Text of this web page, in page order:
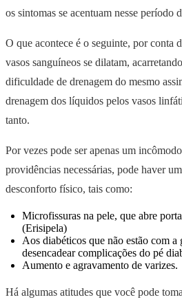
os sintomas se acentuam nesse período
O que acontece é o seguinte, por conta
vasos sanguíneos se dilatam,
dificuldade de drenagem do mesmo
drenagem dos líquidos pelos vasos
tanto.
Por vezes pode ser apenas um
providências necessárias, pode haver
desconforto físico, tais como:
Microfissuras na pele, que abre
(Erisipela)
Aos diabéticos que não estão com
desencadear complicações do pé
Aumento e agravamento de varizes.
Há algumas atitudes que você pode